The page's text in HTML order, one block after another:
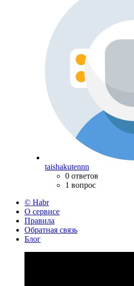
taishakutennn
0 ответов
1 вопрос
© Habr
О сервисе
Правила
Обратная связь
Блог